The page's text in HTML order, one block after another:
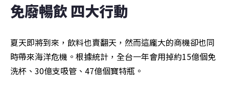
免廢暢飲 四大行動
夏天即將到來，飲料也賣翻天，然而這龐大的商機卻也同
時帶來海洋危機。根據統計，全台一年會用掉約15億個免
洗杯、30億支吸管、47億個寶特瓶。